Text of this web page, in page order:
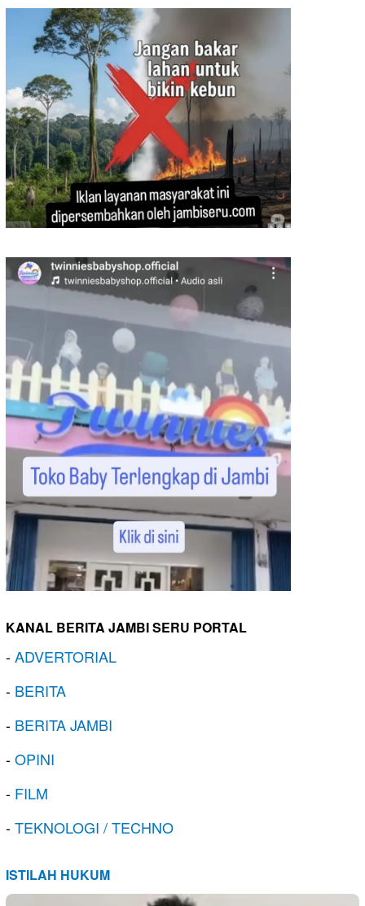
KANAL BERITA JAMBI SERU PORTAL
-ADVERTORIAL
- BERITA
- BERITA JAMBI
-OPINI
- FILM
-TEKNOLOGI / TECHNO
ISTILAH HUKUM